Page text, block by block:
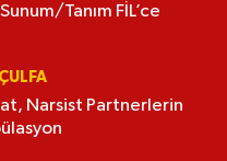
Tanım FİL’ce
Narsist Partnerlerin